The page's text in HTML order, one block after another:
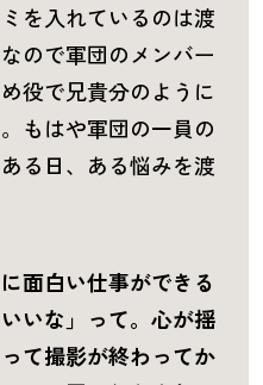
を入れているのは渡
ので軍団のメンバー
役で兄貴分のように
もはや軍団の一員の
る日、ある悩みを渡
面白い仕事ができる
いな」って。心が揺
て撮影が終わってか